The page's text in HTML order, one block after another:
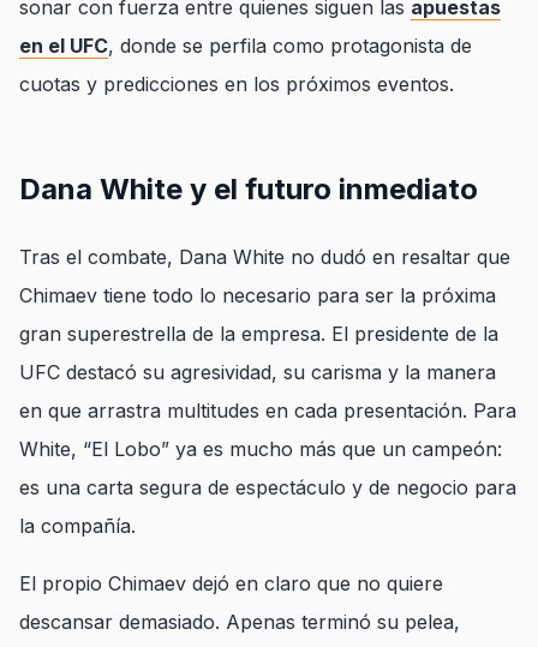
sonar con fuerza entre quienes siguen las apuestas
en el UFC, donde se perfila como protagonista de
cuotas y predicciones en los próximos eventos.
Dana White y el futuro inmediato
Tras el combate, Dana White no dudó en resaltar que
Chimaev tiene todo lo necesario para ser la próxima
gran superestrella de la empresa. El presidente de la
UFC destacó su agresividad, su carisma y la manera
en que arrastra multitudes en cada presentación. Para
White, “El Lobo” ya es mucho más que un campeón:
es una carta segura de espectáculo y de negocio para
la compañía.
El propio Chimaev dejó en claro que no quiere
descansar demasiado. Apenas terminó su pelea,